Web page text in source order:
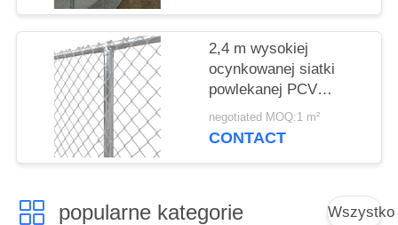
2,4 m wysokiej
ocynkowanej siatki
powlekanej PCV
Odporność na słońce
negotiated MOQ:1 m²
CONTACT
popularne kategorie Wszystko